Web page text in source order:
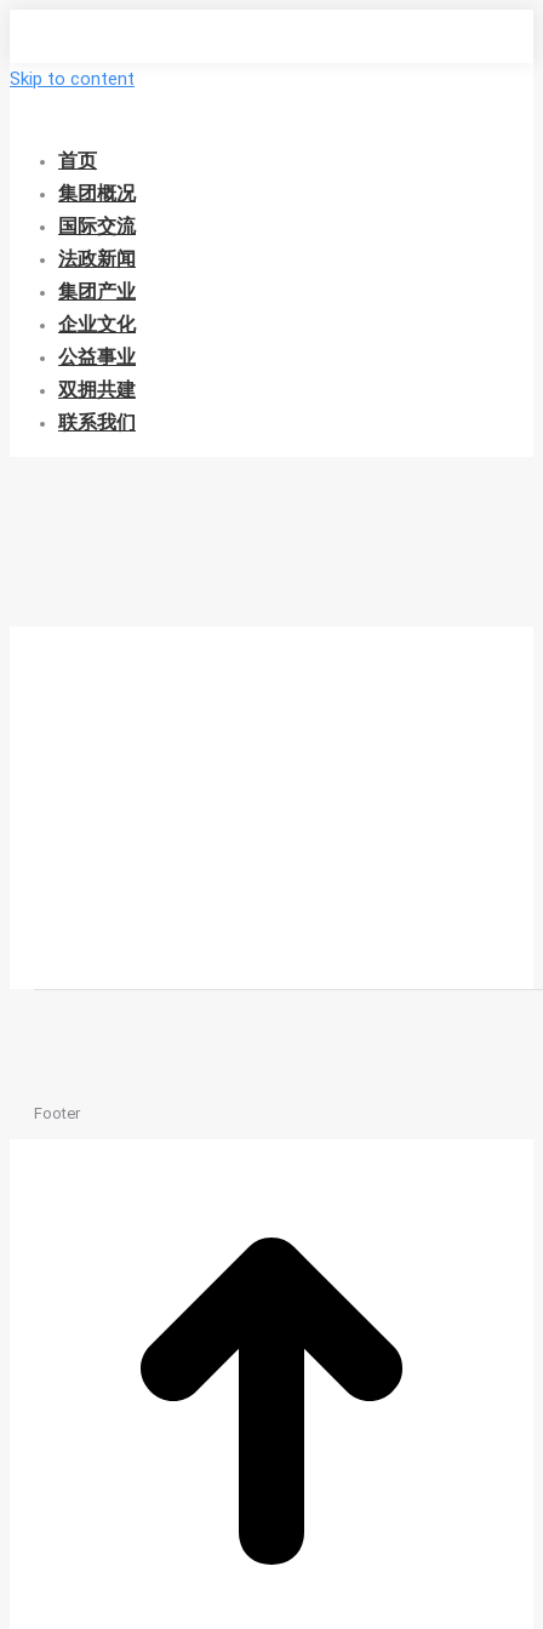
Skip to content
首页
集团概况
国际交流
法政新闻
集团产业
企业文化
公益事业
双拥共建
联系我们
Footer